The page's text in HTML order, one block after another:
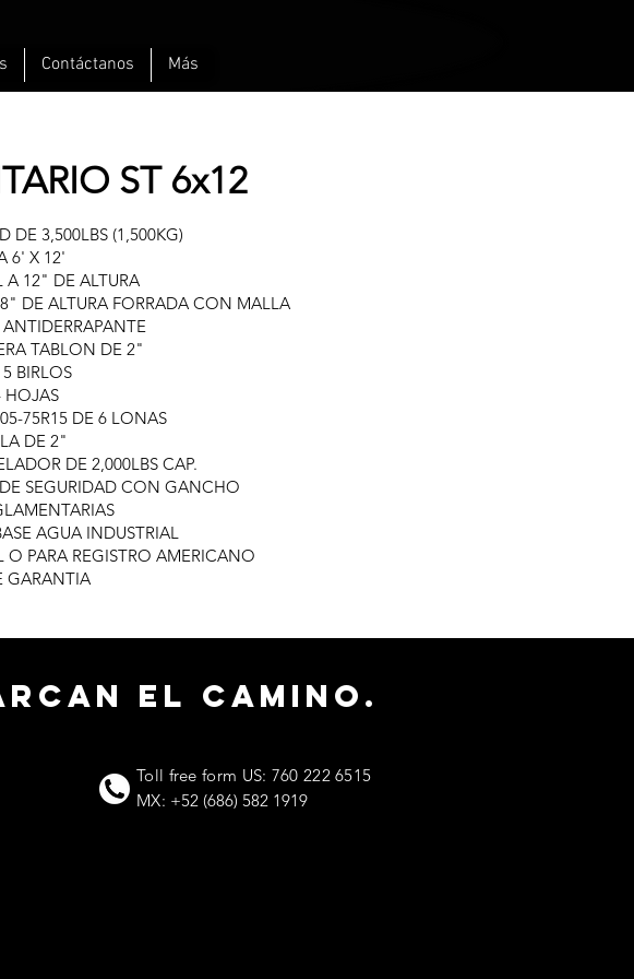
Contáctanos Más
ST 6x12
DE 3,500LBS (1,500KG)
6' X 12'
A 12" DE ALTURA
DE ALTURA FORRADA CON MALLA
TABLON DE 2"
BIRLOS
HOJAS
75R15 DE 6 LONAS
DE 2"
DE 2,000LBS CAP.
SEGURIDAD CON GANCHO
AGUA INDUSTRIAL
PARA REGISTRO AMERICANO
GARANTIA
el camino.
Toll free form US: 760 222 6515
MX: +52 (686) 582 1919